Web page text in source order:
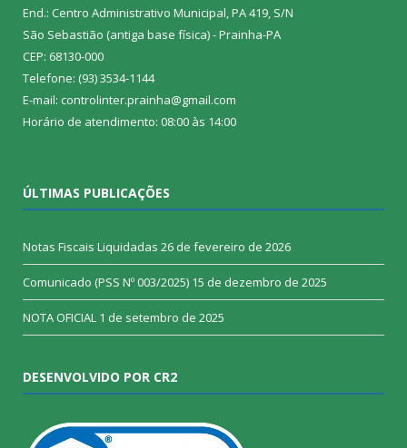
End.: Centro Administrativo Municipal, PA 419, S/N
São Sebastião (antiga base física) - Prainha-PA
CEP: 68130-000
Telefone: (93) 3534-1144
E-mail: controlinter.prainha@gmail.com
Horário de atendimento: 08:00 às 14:00
ÚLTIMAS PUBLICAÇÕES
Notas Fiscais Liquidadas 26 de fevereiro de 2026
Comunicado (PSS Nº 003/2025) 15 de dezembro de 2025
NOTA OFICIAL 1 de setembro de 2025
DESENVOLVIDO POR CR2